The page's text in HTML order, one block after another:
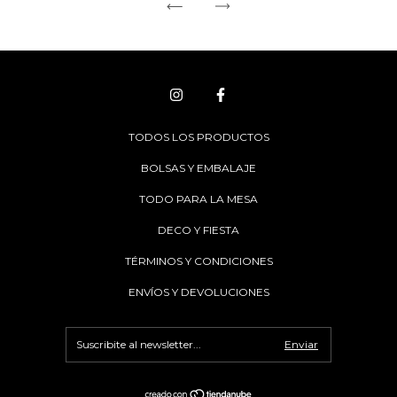
TODOS LOS PRODUCTOS
BOLSAS Y EMBALAJE
TODO PARA LA MESA
DECO Y FIESTA
TÉRMINOS Y CONDICIONES
ENVÍOS Y DEVOLUCIONES